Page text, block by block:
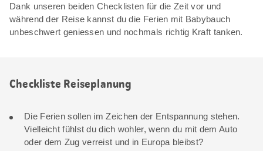
Dank unseren beiden Checklisten für die Zeit vor und
während der Reise kannst du die Ferien mit Babybauch
unbeschwert geniessen und nochmals richtig Kraft tanken.
Checkliste Reiseplanung
Die Ferien sollen im Zeichen der Entspannung stehen.
Vielleicht fühlst du dich wohler, wenn du mit dem Auto
oder dem Zug verreist und in Europa bleibst?